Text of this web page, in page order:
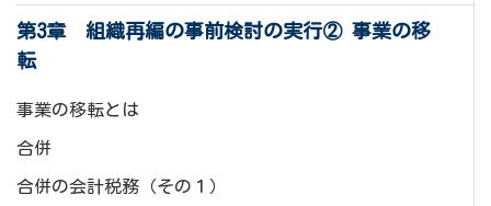
第3章 組織再編の事前検討の実行② 事業の移
転
事業の移転とは
合併
合併の会計税務（その１）